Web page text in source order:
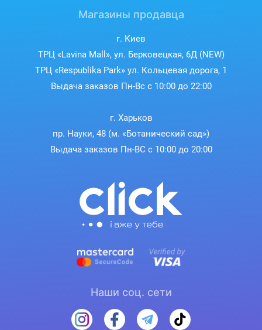
Магазины продавца
г. Киев
ТРЦ «Lavina Mall», ул. Берковецкая, 6Д (NEW)
ТРЦ «Respublika Park» ул. Кольцевая дорога, 1
Выдача заказов Пн-Вс с 10:00 до 22:00
г. Харьков
пр. Науки, 48 (м. «Ботанический сад»)
Выдача заказов Пн-ВС с 10:00 до 20:00
Наши соц. сети